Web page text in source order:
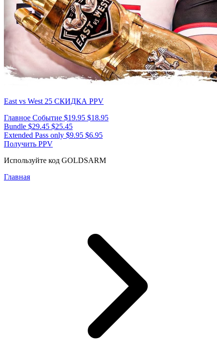
East vs West 25 СКИДКА PPV
Главное Событие $19.95 $18.95
Bundle $29.45 $25.45
Extended Pass only $9.95 $6.95
Получить PPV
Используйте код GOLDSARM
Главная